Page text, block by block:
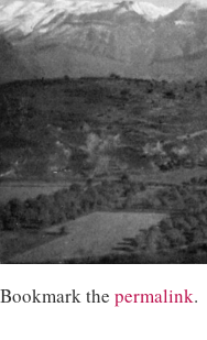
Bookmark the permalink.